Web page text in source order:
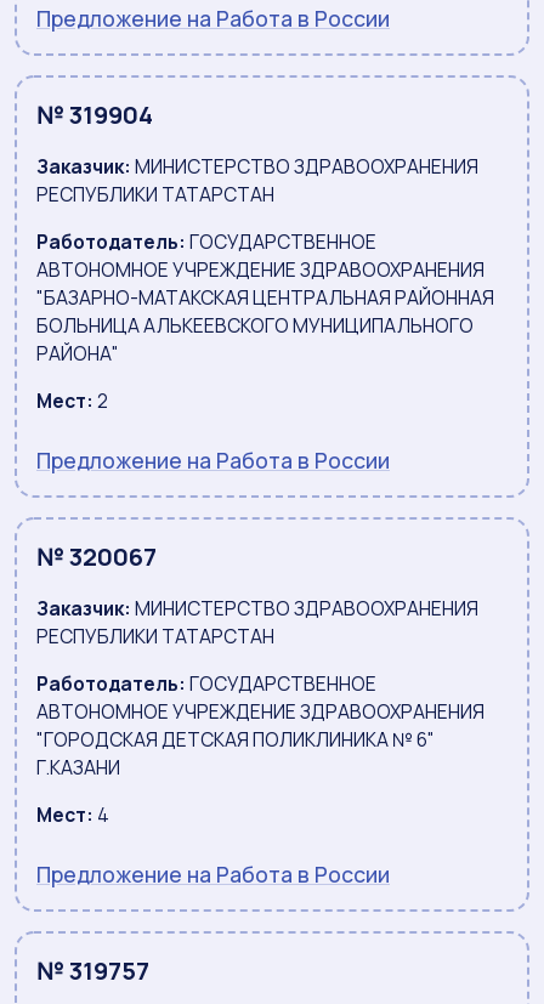
Предложение на Работа в России
№ 319904
Заказчик: МИНИСТЕРСТВО ЗДРАВООХРАНЕНИЯ
РЕСПУБЛИКИ ТАТАРСТАН
Работодатель: ГОСУДАРСТВЕННОЕ
АВТОНОМНОЕ УЧРЕЖДЕНИЕ ЗДРАВООХРАНЕНИЯ
"БАЗАРНО-МАТАКСКАЯ ЦЕНТРАЛЬНАЯ РАЙОННАЯ
БОЛЬНИЦА АЛЬКЕЕВСКОГО МУНИЦИПАЛЬНОГО
РАЙОНА"
Мест: 2
Предложение на Работа в России
№ 320067
Заказчик: МИНИСТЕРСТВО ЗДРАВООХРАНЕНИЯ
РЕСПУБЛИКИ ТАТАРСТАН
Работодатель: ГОСУДАРСТВЕННОЕ
АВТОНОМНОЕ УЧРЕЖДЕНИЕ ЗДРАВООХРАНЕНИЯ
"ГОРОДСКАЯ ДЕТСКАЯ ПОЛИКЛИНИКА № 6"
Г.КАЗАНИ
Мест: 4
Предложение на Работа в России
№ 319757